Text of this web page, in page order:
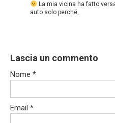
La mia vicina ha fatto
auto solo perché,
Lascia un commento
Nome *
Email *